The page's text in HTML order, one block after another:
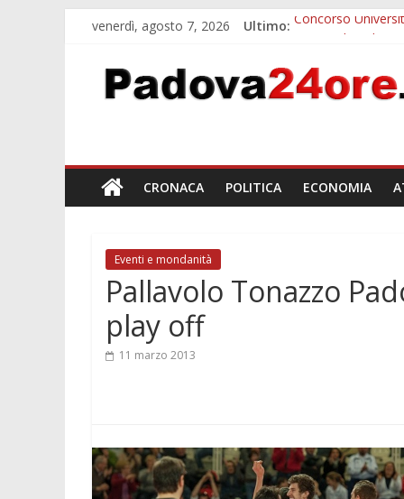
venerdì, agosto 7, 2026 Ultimo: Concorso
Slow Looking
Notizie di Padova
Orto Botanico
CRONACA POLITICA ECONOMIA
Eventi e mondanità
Pallavolo Tonazzo
play off
11 marzo 2013